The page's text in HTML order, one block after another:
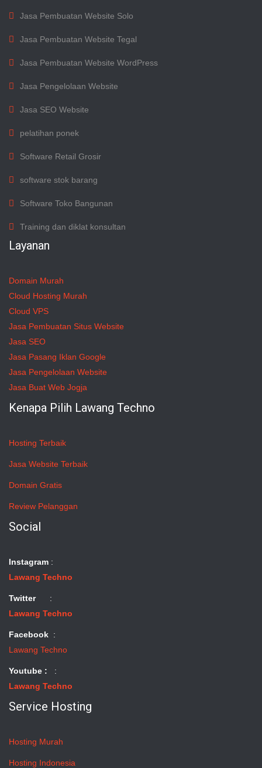
Jasa Pembuatan Website Solo
Jasa Pembuatan Website Tegal
Jasa Pembuatan Website WordPress
Jasa Pengelolaan Website
Jasa SEO Website
pelatihan ponek
Software Retail Grosir
software stok barang
Software Toko Bangunan
Training dan diklat konsultan
Layanan
Domain Murah
Cloud Hosting Murah
Cloud VPS
Jasa Pembuatan Situs Website
Jasa SEO
Jasa Pasang Iklan Google
Jasa Pengelolaan Website
Jasa Buat Web Jogja
Kenapa Pilih Lawang Techno
Hosting Terbaik
Jasa Website Terbaik
Domain Gratis
Review Pelanggan
Social
Instagram :
Lawang Techno
Twitter:
Lawang Techno
Facebook :
Lawang Techno
Youtube :
:
Lawang Techno
Service Hosting
Hosting Murah
Hosting Indonesia